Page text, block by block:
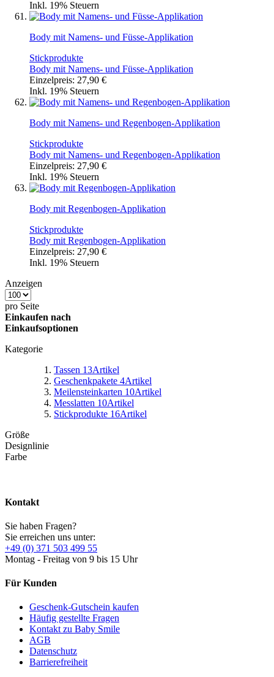
Inkl. 19% Steuern
Body mit Namens- und Füsse-Applikation
Stickprodukte
Body mit Namens- und Füsse-Applikation
Einzelpreis: 27,90 €
Inkl. 19% Steuern
Body mit Namens- und Regenbogen-Applikation
Stickprodukte
Body mit Namens- und Regenbogen-Applikation
Einzelpreis: 27,90 €
Inkl. 19% Steuern
Body mit Regenbogen-Applikation
Stickprodukte
Body mit Regenbogen-Applikation
Einzelpreis: 27,90 €
Inkl. 19% Steuern
Anzeigen
pro Seite
Einkaufen nach
Einkaufsoptionen
Kategorie
Tassen 13Artikel
Geschenkpakete 4Artikel
Meilensteinkarten 10Artikel
Messlatten 10Artikel
Stickprodukte 16Artikel
Größe
Designlinie
Farbe
Kontakt
Sie haben Fragen?
Sie erreichen uns unter:
+49 (0) 371 503 499 55
Montag - Freitag von 9 bis 15 Uhr
Für Kunden
Geschenk-Gutschein kaufen
Häufig gestellte Fragen
Kontakt zu Baby Smile
AGB
Datenschutz
Barrierefreiheit